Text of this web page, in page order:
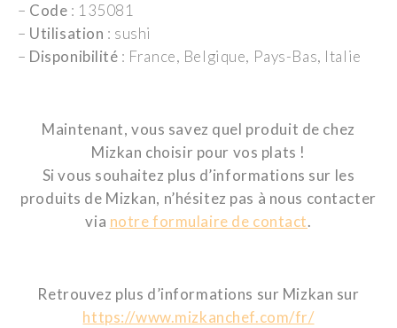
– Code : 135081
– Utilisation : sushi
– Disponibilité : France, Belgique, Pays-Bas, Italie
Maintenant, vous savez quel produit de chez
Mizkan choisir pour vos plats !
Si vous souhaitez plus d’informations sur les
produits de Mizkan, n’hésitez pas à nous contacter
via notre formulaire de contact.
Retrouvez plus d’informations sur Mizkan sur
https://www.mizkanchef.com/fr/